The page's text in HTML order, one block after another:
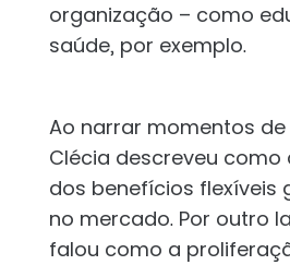
organização – como
saúde, por exemplo.
Ao narrar momentos
Clécia descreveu
dos benefícios flexíveis
no mercado. Por outro
falou como a